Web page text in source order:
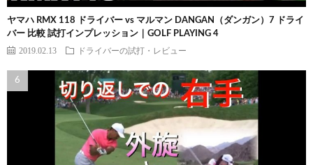
ヤマハ RMX 118 ドライバー vs マルマン DANGAN（ダンガン）7 ドライ
バー 比較 試打インプレッション｜GOLF PLAYING 4
2019.02.13 ドライバーの試打・レビュー